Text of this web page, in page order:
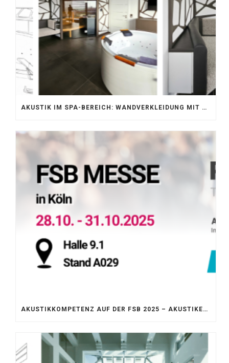
AKUSTIK IM SPA-BEREICH: WANDVERKLEIDUNG MIT SILENTPROTECT CORE
AKUSTIKKOMPETENZ AUF DER FSB 2025 – AKUSTIKELEMENTE FÜR DIE LEBENSRÄUME VON MORGEN